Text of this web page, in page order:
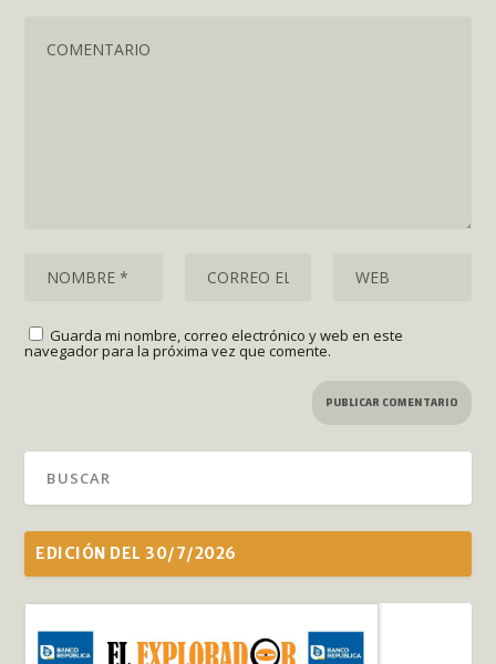
Guarda mi nombre, correo electrónico y web en este
navegador para la próxima vez que comente.
EDICIÓN DEL 30/7/2026